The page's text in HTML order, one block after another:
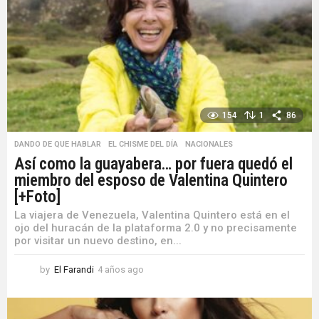
s
a
g
o
154 1 86
DANDO DE QUE HABLAR ,EL CHISME DEL DÍA ,NACIONALES
Así como la guayabera… por fuera quedó el
miembro del esposo de Valentina Quintero
[+Foto]
La viajera de Venezuela, Valentina Quintero está en el
ojo del huracán de la plataforma 2.0 y no precisamente
por visitar un nuevo destino, en...
by El Farandi 4 años ago
ñ
o